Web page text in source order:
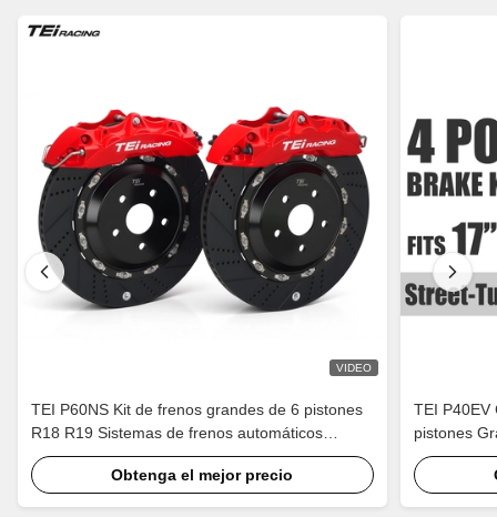
VIDEO
TEI P60NS Kit de frenos grandes de 6 pistones
R18 R19 Sistemas de frenos automáticos
modificados Piezas de pinza para Lexus IS250
IS300 XE20 XE30 2005-2022
Obtenga el mejor precio
TEI P40EV
pistones
2008-
CV1/2/3/4/